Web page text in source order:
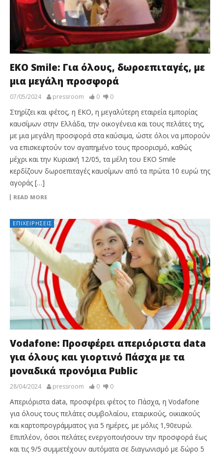
ΕΚΟ Smile: Για όλους, δωροεπιταγές, με
μια μεγάλη προσφορά
07/05/2024 pressroom 0 0
Στηρίζει και φέτος, η ΕΚΟ, η μεγαλύτερη εταιρεία εμπορίας
καυσίμων στην Ελλάδα, την οικογένεια και τους πελάτες της,
με μια μεγάλη προσφορά στα καύσιμα, ώστε όλοι να μπορούν
να επισκεφτούν τον αγαπημένο τους προορισμό, καθώς
μέχρι και την Κυριακή 12/05, τα μέλη του ΕΚΟ Smile
κερδίζουν δωροεπιταγές καυσίμων από τα πρώτα 10 ευρώ της
αγοράς […]
READ MORE
ΕΠΙΧΕΙΡΉΣΕΙΣ
Vodafone: Προσφέρει απεριόριστα data
για όλους και γιορτινό Πάσχα με τα
μοναδικά προνόμια Public
28/04/2024 pressroom 0 0
Απεριόριστα data, προσφέρει φέτος το Πάσχα, η Vodafone
για όλους τους πελάτες συμβολαίου, εταιρικούς, οικιακούς
και καρτοπρογράμματος για 5 ημέρες, με μόλις 1,90ευρώ.
Επιπλέον, όσοι πελάτες ενεργοποιήσουν την προσφορά έως
και τις 9/5 συμμετέχουν αυτόματα σε διαγωνισμό με δώρο 5